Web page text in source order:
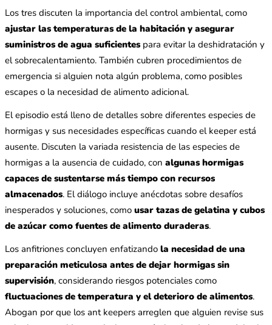
Los tres discuten la importancia del control ambiental, como
ajustar las temperaturas de la habitación y asegurar
suministros de agua suficientes para evitar la deshidratación y
el sobrecalentamiento. También cubren procedimientos de
emergencia si alguien nota algún problema, como posibles
escapes o la necesidad de alimento adicional.
El episodio está lleno de detalles sobre diferentes especies de
hormigas y sus necesidades específicas cuando el keeper está
ausente. Discuten la variada resistencia de las especies de
hormigas a la ausencia de cuidado, con algunas hormigas
capaces de sustentarse más tiempo con recursos
almacenados. El diálogo incluye anécdotas sobre desafíos
inesperados y soluciones, como usar tazas de gelatina y cubos
de azúcar como fuentes de alimento duraderas.
Los anfitriones concluyen enfatizando la necesidad de una
preparación meticulosa antes de dejar hormigas sin
supervisión, considerando riesgos potenciales como
fluctuaciones de temperatura y el deterioro de alimentos.
Abogan por que los ant keepers arreglen que alguien revise sus